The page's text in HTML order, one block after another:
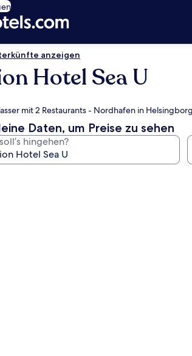
anzeigen
Hotel Sea U
mit 2 Restaurants - Nordhafen in
Daten, um Preise zu sehen
hingehen?